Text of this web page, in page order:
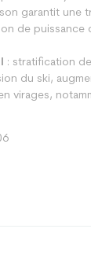
garantit une
de puissance
: stratification
du ski,
virages,